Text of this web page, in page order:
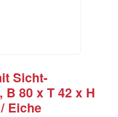
Sicht-
B 80 x T 42 x H
Eiche